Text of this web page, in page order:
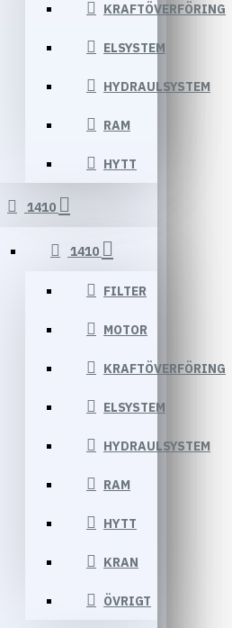
KRAFTÖVERFÖRING
ELSYSTEM
HYDRAULSYSTEM
RAM
HYTT
1410
1410
FILTER
MOTOR
KRAFTÖVERFÖRING
ELSYSTEM
HYDRAULSYSTEM
RAM
HYTT
KRAN
ÖVRIGT